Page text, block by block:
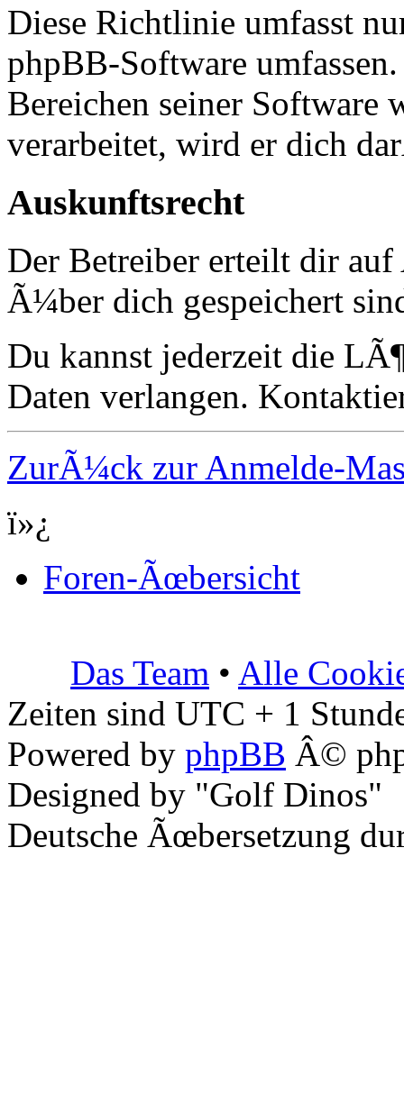
Diese Richtlinie umfasst
phpBB-Software
Bereichen seiner Software
verarbeitet, wird er dich
Auskunftsrecht
Der Betreiber erteilt dir
Ã¼ber dich gespeichert
Du kannst jederzeit die
Daten verlangen.
ZurÃ¼ck zur Anmelde-
ï»¿
Foren-Ãœbersicht
Das Team • Alle
Zeiten sind UTC + 1
Powered by phpBB Â©
Designed by "Golf Dinos"
Deutsche Ãœbersetzung